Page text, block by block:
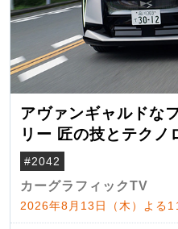
アヴァンギャルドな
リー 匠の技とテクノ
界観
#2042
カーグラフィックTV
2026年8月13日（木）よる